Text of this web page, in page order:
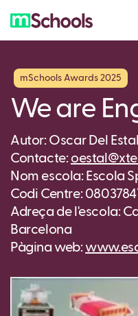
mSchools Awards 2025
We are
Autor: Oscar Del
Contacte:
Nom escola: Escola
Codi Centre:
Adreça de l'escola:
Barcelona
Pàgina web: